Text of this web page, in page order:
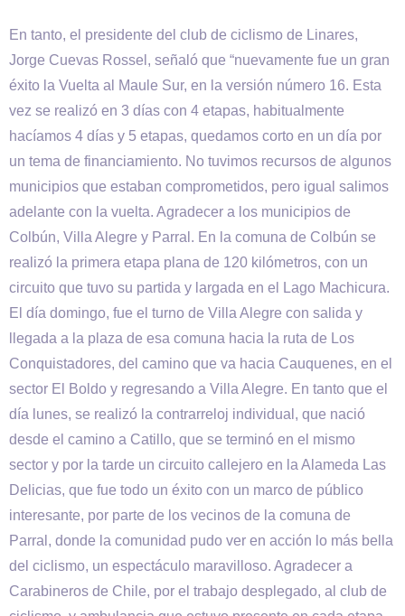
En tanto, el presidente del club de ciclismo de Linares,
Jorge Cuevas Rossel, señaló que “nuevamente fue un gran
éxito la Vuelta al Maule Sur, en la versión número 16. Esta
vez se realizó en 3 días con 4 etapas, habitualmente
hacíamos 4 días y 5 etapas, quedamos corto en un día por
un tema de financiamiento. No tuvimos recursos de algunos
municipios que estaban comprometidos, pero igual salimos
adelante con la vuelta. Agradecer a los municipios de
Colbún, Villa Alegre y Parral. En la comuna de Colbún se
realizó la primera etapa plana de 120 kilómetros, con un
circuito que tuvo su partida y largada en el Lago Machicura.
El día domingo, fue el turno de Villa Alegre con salida y
llegada a la plaza de esa comuna hacia la ruta de Los
Conquistadores, del camino que va hacia Cauquenes, en el
sector El Boldo y regresando a Villa Alegre. En tanto que el
día lunes, se realizó la contrarreloj individual, que nació
desde el camino a Catillo, que se terminó en el mismo
sector y por la tarde un circuito callejero en la Alameda Las
Delicias, que fue todo un éxito con un marco de público
interesante, por parte de los vecinos de la comuna de
Parral, donde la comunidad pudo ver en acción lo más bella
del ciclismo, un espectáculo maravilloso. Agradecer a
Carabineros de Chile, por el trabajo desplegado, al club de